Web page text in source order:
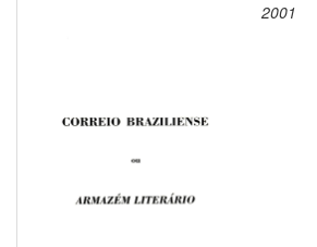
2001